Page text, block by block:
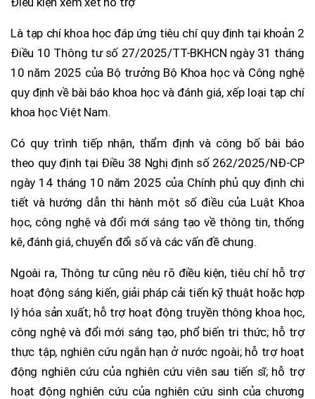
Là tạp chí khoa học đáp ứng tiêu chí quy định tại khoản 2
Điều 10 Thông tư số 27/2025/TT-BKHCN ngày 31 tháng
10 năm 2025 của Bộ trưởng Bộ Khoa học và Công nghệ
quy định về bài báo khoa học và đánh giá, xếp loại tạp chí
khoa học Việt Nam.
Có quy trình tiếp nhận, thẩm định và công bố bài báo
theo quy định tại Điều 38 Nghị định số 262/2025/NĐ-CP
ngày 14 tháng 10 năm 2025 của Chính phủ quy định chi
tiết và hướng dẫn thi hành một số điều của Luật Khoa
học, công nghệ và đổi mới sáng tạo về thông tin, thống
kê, đánh giá, chuyển đổi số và các vấn đề chung.
Ngoài ra, Thông tư cũng nêu rõ điều kiện, tiêu chí hỗ trợ
hoạt động sáng kiến, giải pháp cải tiến kỹ thuật hoặc hợp
lý hóa sản xuất; hỗ trợ hoạt động truyền thông khoa học,
công nghệ và đổi mới sáng tạo, phổ biến tri thức; hỗ trợ
thực tập, nghiên cứu ngắn hạn ở nước ngoài; hỗ trợ hoạt
động nghiên cứu của nghiên cứu viên sau tiến sĩ; hỗ trợ
hoạt động nghiên cứu của nghiên cứu sinh của chương